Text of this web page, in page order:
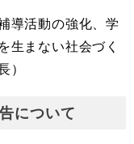
導活動の強化、学
生まない社会づく
）
について